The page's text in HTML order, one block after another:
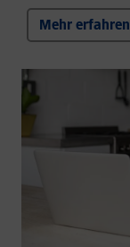
Mehr erfahren